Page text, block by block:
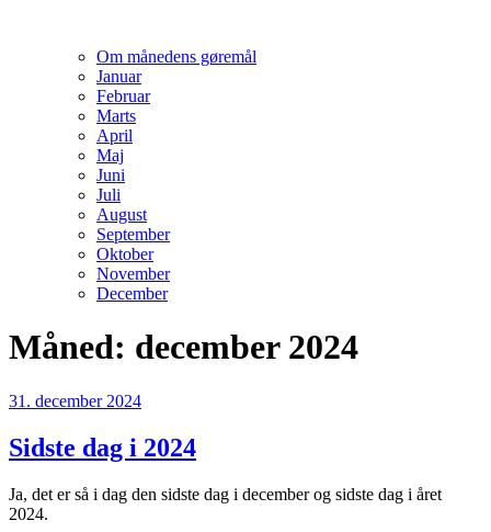
Om månedens gøremål
Januar
Februar
Marts
April
Maj
Juni
Juli
August
September
Oktober
November
December
Måned: december 2024
Udgivet
31. december 2024
Sidste dag i 2024
Ja, det er så i dag den sidste dag i december og sidste dag i året
2024.